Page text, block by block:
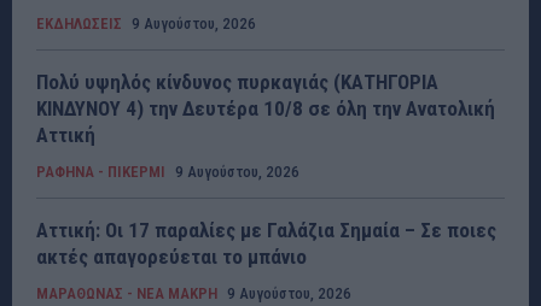
ΕΚΔΗΛΩΣΕΙΣ 9 Αυγούστου, 2026
Πολύ υψηλός κίνδυνος πυρκαγιάς (ΚΑΤΗΓΟΡΙΑ
ΚΙΝΔΥΝΟΥ 4) την Δευτέρα 10/8 σε όλη την Ανατολική
Αττική
ΡΑΦΗΝΑ - ΠΙΚΕΡΜΙ 9 Αυγούστου, 2026
Αττική: Οι 17 παραλίες με Γαλάζια Σημαία – Σε ποιες
ακτές απαγορεύεται το μπάνιο
ΜΑΡΑΘΩΝΑΣ - ΝΕΑ ΜΑΚΡΗ 9 Αυγούστου, 2026